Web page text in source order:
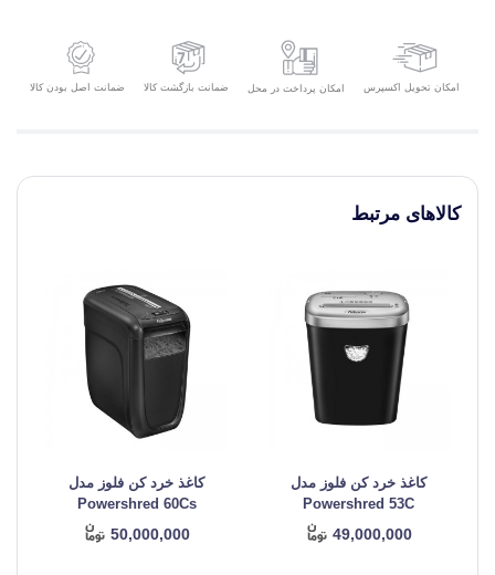
امکان تحویل اکسپرس امکان پرداخت در محل ضمانت بازگشت کالا ضمانت اصل بودن کالا
کالاهای مرتبط
کاغذ خرد کن فلوز مدل
Powershred 53C
49,000,000
کاغذ خرد کن فلوز مدل
Powershred 60Cs
50,000,000